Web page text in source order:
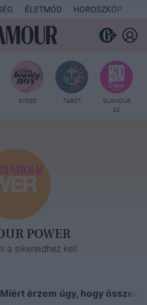
ÉLETMÓD HOROSZKÓP
SYOSS TAROT
GLAMOUR
20
POWER
a sikereidhez kell
Miért érzem úgy, hogy